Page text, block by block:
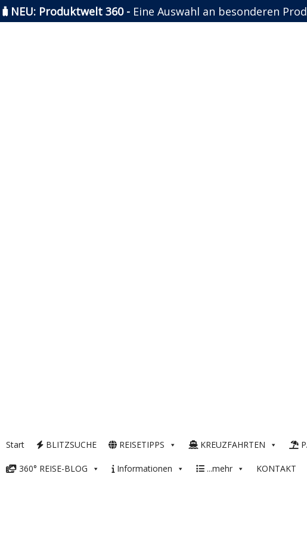
🧳NEU: Produktwelt 360 - Eine Auswahl an besonderen
Start BLITZSUCHE REISETIPPS KREUZFAHRTEN
360° REISE-BLOG Informationen ...mehr KONTAKT